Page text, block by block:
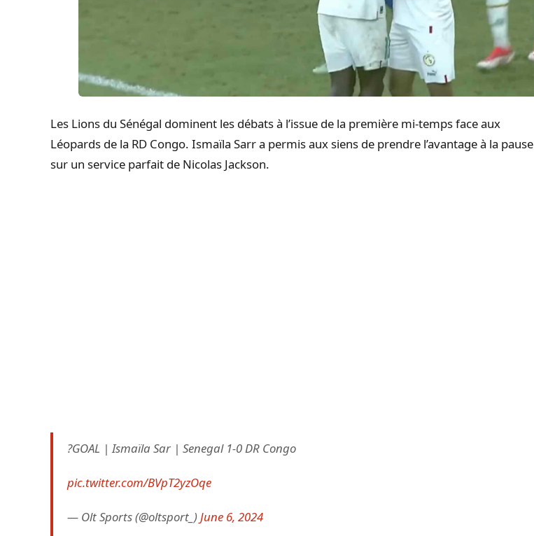
Les Lions du Sénégal dominent les débats à l’issue de la première mi-temps face aux
Léopards de la RD Congo. Ismaïla Sarr a permis aux siens de prendre l’avantage à la pause
sur un service parfait de Nicolas Jackson.
?GOAL | Ismaïla Sar | Senegal 1-0 DR Congo
pic.twitter.com/BVpT2yzOqe
— Olt Sports (@oltsport_)June 6, 2024